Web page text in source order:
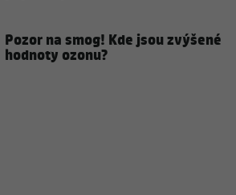
Pozor na smog! Kde jsou zvýšené
hodnoty ozonu?